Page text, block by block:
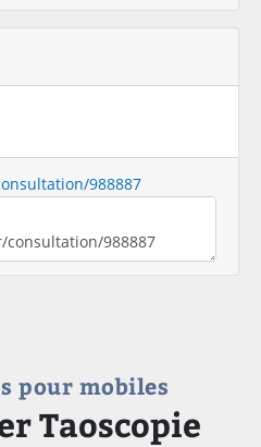
988887
pour mobiles
Taoscopie